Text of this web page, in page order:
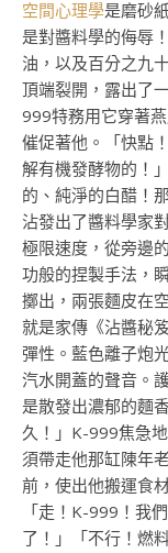
空間心理學是磨砂
是對醬料學的侮辱
油，以及百分之九
頂端裂開，露出了
999特務用它穿著
催促著他。「快點
解有機發酵物的！
的、純淨的白醋！
沾發出了醬料學家
極限速度，從旁邊
功般的捏製手法，
擲出，兩張麵皮在
就是家傳《沾醬秘
彈性。藍色離子炮
汽水開蓋的聲音。
是散發出濃郁的麵
久！」K-999焦急
須帶走他那缸陳年
前，使出他搬運食
「走！K-999！我
了！」「不行！燃